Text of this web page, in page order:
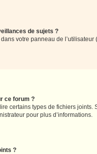
de sujets ?
votre panneau de
ce forum ?
certains types de fichiers joints.
pour plus d’informations.
?